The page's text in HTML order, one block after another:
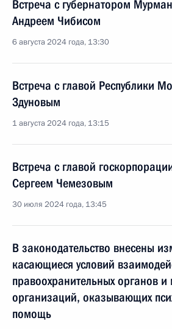
Встреча с губернатором
Андреем Чибисом
6 августа 2024 года, 13:30
Встреча с главой Республики
Здуновым
1 августа 2024 года, 13:15
Встреча с главой
Сергеем Чемезовым
30 июля 2024 года, 13:45
В законодательство внесены
касающиеся условий
правоохранительных органов и
организаций, оказывающих
помощь